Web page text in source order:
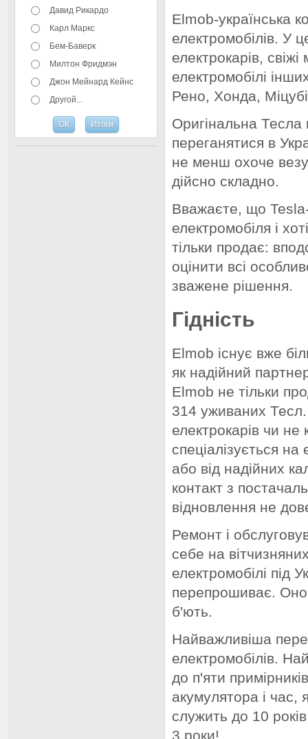
Давид Рикардо
Карл Маркс
Бем-Баверк
Милтон Фридмэн
Джон Мейнард Кейнс
Другой...
Elmob-українська
електромобілів. У
електрокарів,
електромобілі
Рено, Хонда,
Оригінальна Тесла
переганятися в
не менш охоче
дійсно складно.
Вважаєте, що
електромобіля і
тільки продає:
оцінити всі
зважене рішення.
Гідність
Elmob існує вже
як надійний
Elmob не тільки
314 уживаних
електрокарів чи
спеціалізується
або від надійних
контакт з
відновлення не
Ремонт і
себе на
електромобілі під
перепрошиває.
б'ють.
Найважливіша
електромобілів.
до п'яти
акумулятора і час,
служить до 10
3 роки!